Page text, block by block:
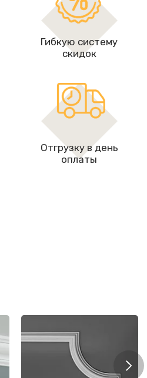
Гибкую систему
скидок
Отгрузку в день
оплаты